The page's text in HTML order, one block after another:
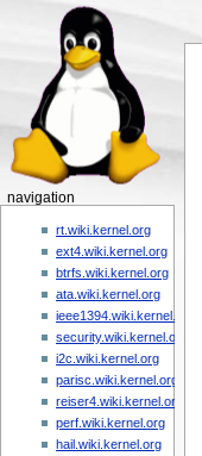
navigation
rt.wiki.kernel.org
ext4.wiki.kernel.org
btrfs.wiki.kernel.org
ata.wiki.kernel.org
ieee1394.wiki.kernel.org
security.wiki.kernel.org
i2c.wiki.kernel.org
parisc.wiki.kernel.org
reiser4.wiki.kernel.org
perf.wiki.kernel.org
hail.wiki.kernel.org